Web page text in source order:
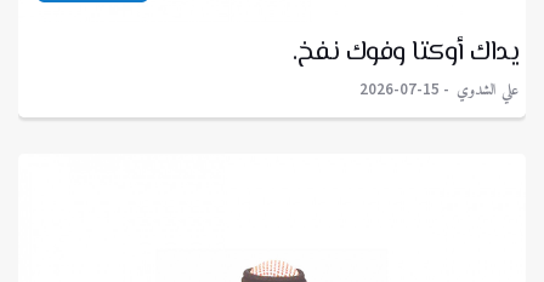
يداك أوكتا وفوك نفخ.
علي الشدوي 2026-07-15